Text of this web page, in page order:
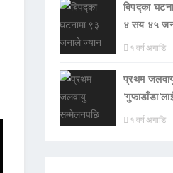
बिपद्का
४ सय ४५
१ वर्ष अगाडि
प्रथम
१ वर्ष अगाडि